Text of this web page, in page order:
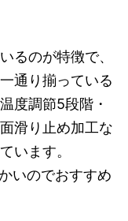
るのが特徴で、
通り揃っている
度調節5段階・
滑り止め加工な
います。
いのでおすすめ